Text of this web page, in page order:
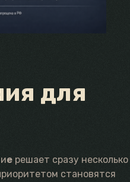
для
е решает сразу несколько
становятся